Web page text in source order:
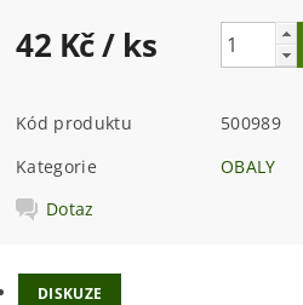
42 Kč/ ks
Kód produktu
500989
Kategorie
OBALY
Dotaz
DISKUZE